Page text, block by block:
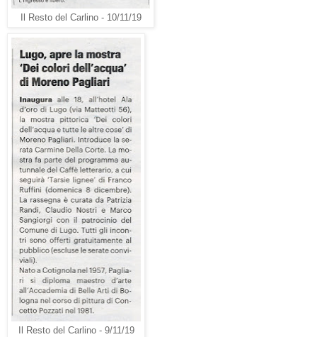
Il Resto del Carlino - 10/11/19
Il Resto del Carlino - 9/11/19